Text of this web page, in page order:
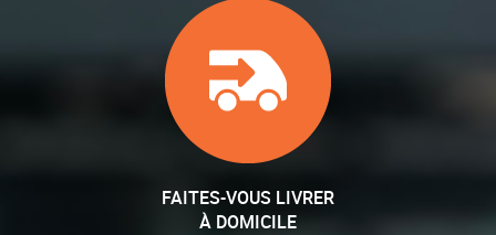
FAITES-VOUS LIVRER
À DOMICILE